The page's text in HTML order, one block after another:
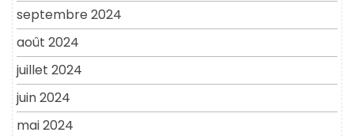
septembre 2024
août 2024
juillet 2024
juin 2024
mai 2024